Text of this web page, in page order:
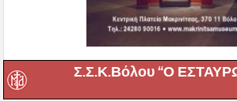
Σ.Σ.Κ.Βόλου “Ο